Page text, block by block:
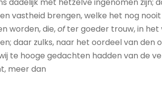
vastheid brengen, welke het nog
worden, die,ofter goeder trouw, in het
daar zulks, naar het oordeel van den
te hooge gedachten hadden van de
meer dan